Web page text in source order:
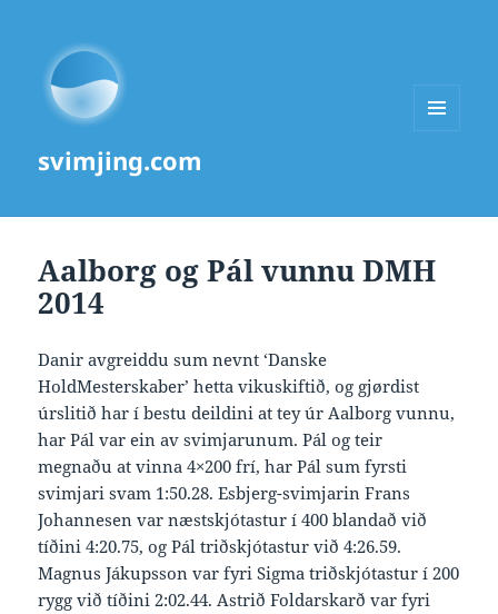
svimjing.com
Aalborg og Pál vunnu DMH
2014
Danir avgreiddu sum nevnt ‘Danske
HoldMesterskaber’ hetta vikuskiftið, og gjørdist
úrslitið har í bestu deildini at tey úr Aalborg vunnu,
har Pál var ein av svimjarunum. Pál og teir
megnaðu at vinna 4×200 frí, har Pál sum fyrsti
svimjari svam 1:50.28. Esbjerg-svimjarin Frans
Johannesen var næstskjótastur í 400 blandað við
tíðini 4:20.75, og Pál triðskjótastur við 4:26.59.
Magnus Jákupsson var fyri Sigma triðskjótastur í 200
rygg við tíðini 2:02.44. Astrið Foldarskarð var fyri